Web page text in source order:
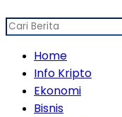
Home
Info Kripto
Ekonomi
Bisnis